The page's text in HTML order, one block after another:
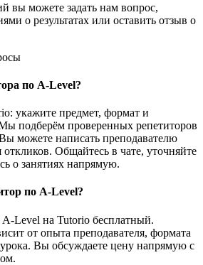
вы можете задать нам вопрос,
о результатах или оставить отзыв о
по A-Level?
укажите предмет, формат и
подберём проверенных репетиторов
можете написать преподавателю
Общайтесь в чате, уточняйте
о занятиях напрямую.
по A-Level?
Level на Tutorio бесплатный.
от опыта преподавателя, формата
Вы обсуждаете цену напрямую с